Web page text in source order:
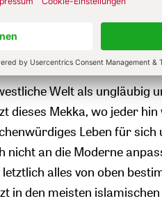
Haltung zur Religion in
Denn erst sie hat
hat die Bildung dermaßen
dem Westen diese
Welt als ungläubig
dieses Mekka, wo jeder hin
Leben für sich
an die Moderne
alles von oben
in den meisten